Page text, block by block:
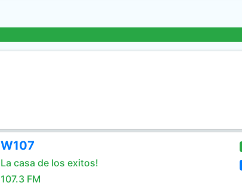
W107
La casa de los exitos!
107.3 FM